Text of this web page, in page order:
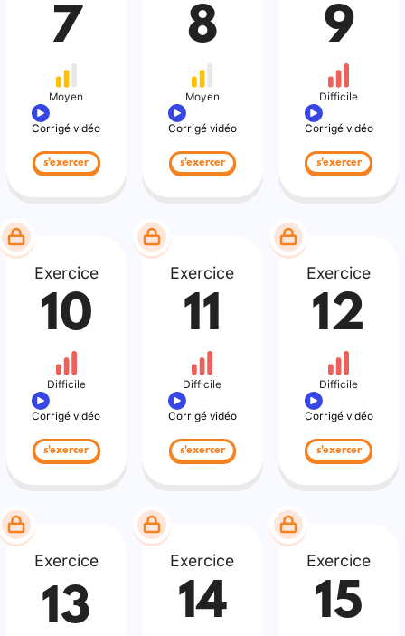
7
Moyen
Corrigé vidéo
s'exercer
8
Moyen
Corrigé vidéo
s'exercer
9
Difficile
Corrigé vidéo
s'exercer
Exercice
10
Difficile
Corrigé vidéo
s'exercer
Exercice
11
Difficile
Corrigé vidéo
s'exercer
Exercice
12
Difficile
Corrigé vidéo
s'exercer
Exercice
13
Exercice
14
Exercice
15